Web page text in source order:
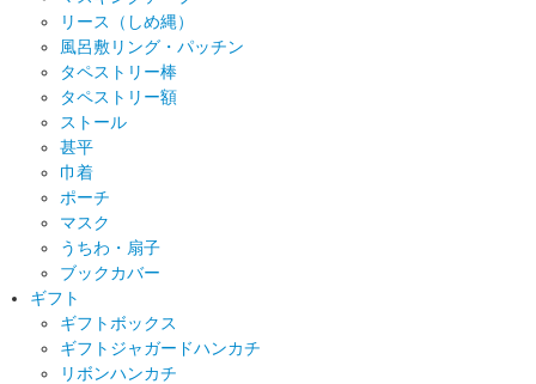
リース（しめ縄）
風呂敷リング・パッチン
タペストリー棒
タペストリー額
ストール
甚平
巾着
ポーチ
マスク
うちわ・扇子
ブックカバー
ギフト
ギフトボックス
ギフトジャガードハンカチ
リボンハンカチ